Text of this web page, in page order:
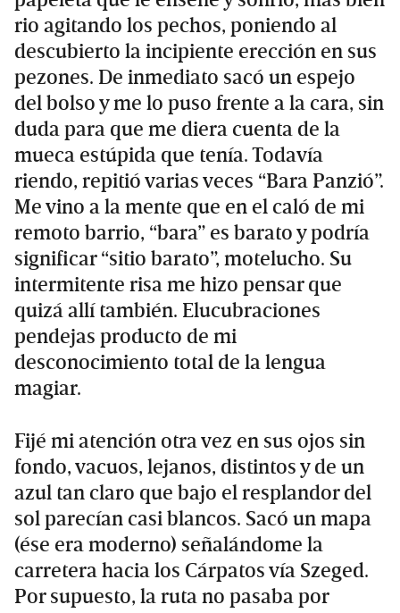
rio agitando los pechos, poniendo al
descubierto la incipiente erección en sus
pezones. De inmediato sacó un espejo
del bolso y me lo puso frente a la cara, sin
duda para que me diera cuenta de la
mueca estúpida que tenía. Todavía
riendo, repitió varias veces “Bara Panzió”.
Me vino a la mente que en el caló de mi
remoto barrio, “bara” es barato y podría
significar “sitio barato”, motelucho. Su
intermitente risa me hizo pensar que
quizá allí también. Elucubraciones
pendejas producto de mi
desconocimiento total de la lengua
magiar.
Fijé mi atención otra vez en sus ojos sin
fondo, vacuos, lejanos, distintos y de un
azul tan claro que bajo el resplandor del
sol parecían casi blancos. Sacó un mapa
(ése era moderno) señalándome la
carretera hacia los Cárpatos vía Szeged.
Por supuesto, la ruta no pasaba por